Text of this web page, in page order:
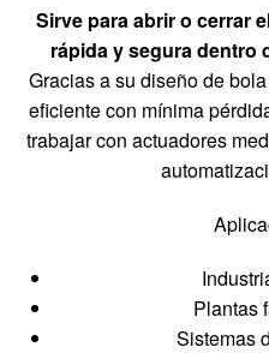
Sirve para abrir o cerrar
rápida y segura dentro
Gracias a su diseño de
eficiente con mínima
trabajar con actuadores
Plantas
Sistemas